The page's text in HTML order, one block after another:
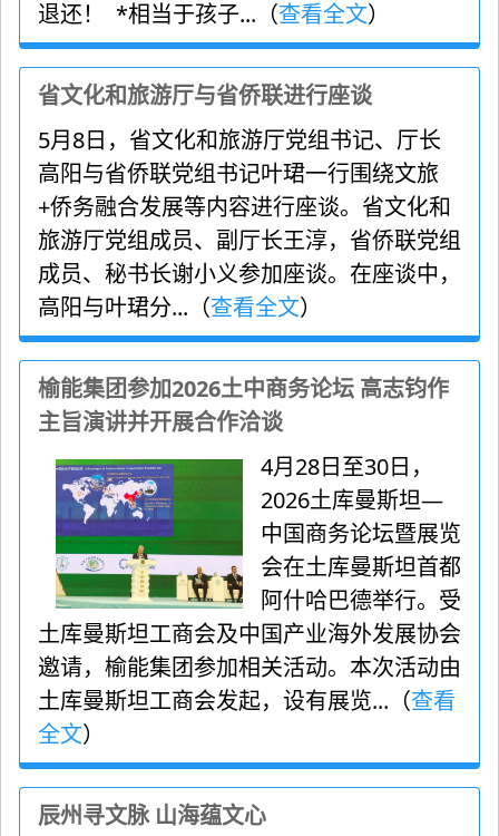
退还！ *相当于孩子...（查看全文）
省文化和旅游厅与省侨联进行座谈
5月8日，省文化和旅游厅党组书记、厅长
高阳与省侨联党组书记叶珺一行围绕文旅
+侨务融合发展等内容进行座谈。省文化和
旅游厅党组成员、副厅长王淳，省侨联党组
成员、秘书长谢小义参加座谈。在座谈中，
高阳与叶珺分...（查看全文）
榆能集团参加2026土中商务论坛 高志钧作
主旨演讲并开展合作洽谈
4月28日至30日，
2026土库曼斯坦—
中国商务论坛暨展览
会在土库曼斯坦首都
阿什哈巴德举行。受
土库曼斯坦工商会及中国产业海外发展协会
邀请，榆能集团参加相关活动。本次活动由
土库曼斯坦工商会发起，设有展览...（查看
全文）
辰州寻文脉 山海蕴文心